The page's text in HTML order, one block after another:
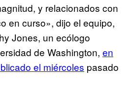
y relacionados con
en curso», dijo el equipo,
Jones, un ecólogo
de Washington, en
el miércoles pasado